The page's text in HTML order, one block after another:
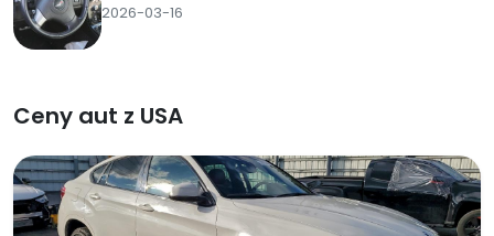
2026-03-16
Ceny aut z USA